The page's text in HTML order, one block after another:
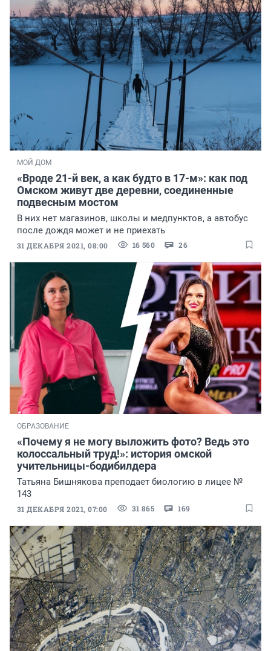
МОЙ ДОМ
«Вроде 21-й век, а как будто в 17-м»: как под
Омском живут две деревни, соединенные
подвесным мостом
В них нет магазинов, школы и медпунктов, а автобус
после дождя может и не приехать
31 ДЕКАБРЯ 2021, 08:00 16 560 26
ОБРАЗОВАНИЕ
«Почему я не могу выложить фото? Ведь это
колоссальный труд!»: история омской
учительницы-бодибилдера
Татьяна Бишнякова преподает биологию в лицее №
143
31 ДЕКАБРЯ 2021, 07:00 31 865 169